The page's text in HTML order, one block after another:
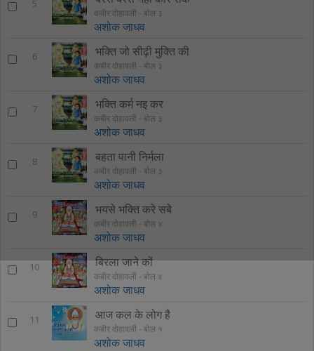
5
कबीर दोहावली - बोल ३
अशोक जाधव
6 भक्ति जो सीढ़ी मुक्ति की
कबीर दोहावली - बोल ३
अशोक जाधव
7 भक्ति कर्म नइ कर
कबीर दोहावली - बोल ३
अशोक जाधव
8 बहता पानी निर्मला
कबीर दोहावली - बोल ३
अशोक जाधव
9 भयसे भक्ति करे सबे
कबीर दोहावली - बोल ४
अशोक जाधव
10 बिरला जाने कों
कबीर दोहावली - बोल ४
अशोक जाधव
11 आज कल के लोग है
कबीर दोहावली - बोल १
अशोक जाधव